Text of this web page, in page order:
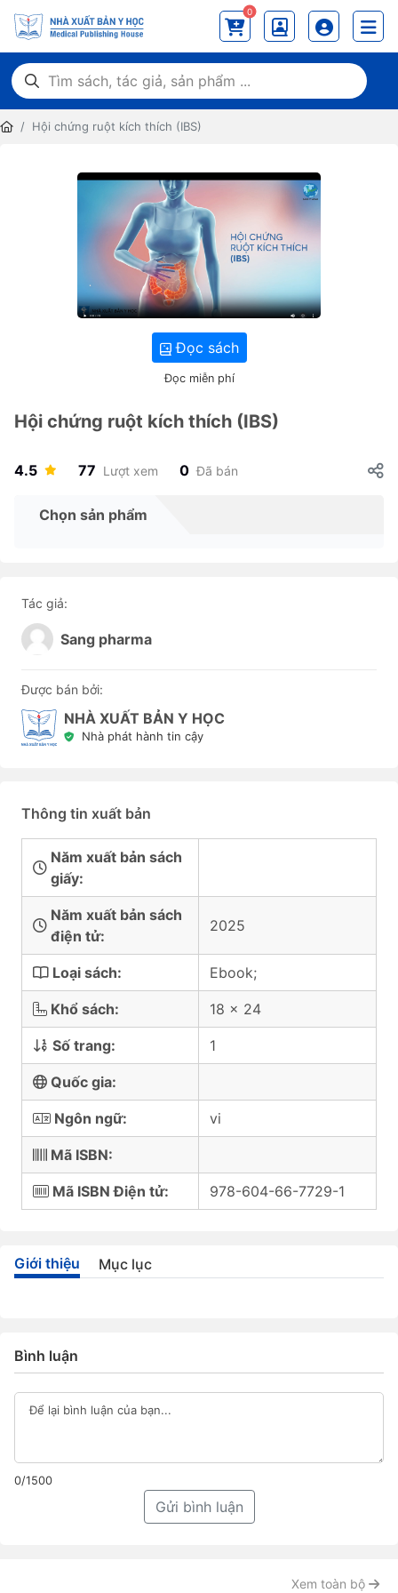
0
Hội chứng ruột kích thích (IBS)
Đọc sách
Đọc miễn phí
Hội chứng ruột kích thích (IBS)
4.5 77 Lượt xem 0 Đã bán
Chọn sản phẩm
Tác giả:
Sang pharma
Được bán bởi:
NHÀ XUẤT BẢN Y HỌC
Nhà phát hành tin cậy
Thông tin xuất bản
Năm xuất bản sách
giấy:
Năm xuất bản sách
điện tử:
2025
Loại sách: Ebook;
Khổ sách: 18 x 24
Số trang: 1
Quốc gia:
Ngôn ngữ: vi
Mã ISBN:
Mã ISBN Điện tử: 978-604-66-7729-1
Giới thiệu Mục lục
Bình luận
0/1500
Gửi bình luận
Xem toàn bộ